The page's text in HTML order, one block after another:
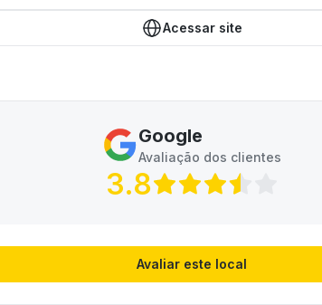
Acessar site
Google
Avaliação dos clientes
3.8
Avaliar este local